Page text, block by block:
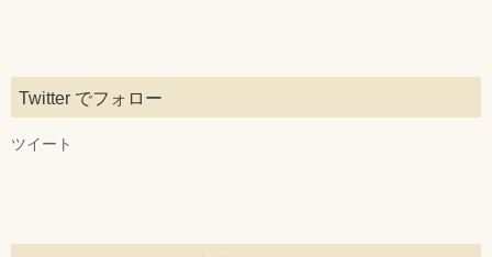
Twitter でフォロー
ツイート